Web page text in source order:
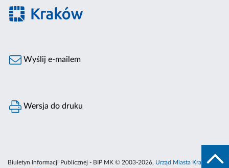
Wyślij e-mailem
Wersja do druku
Biuletyn Informacji Publicznej - BIP MK © 2003-2026, Urząd Miasta Krakowa